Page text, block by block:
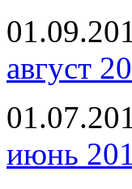
август
июнь